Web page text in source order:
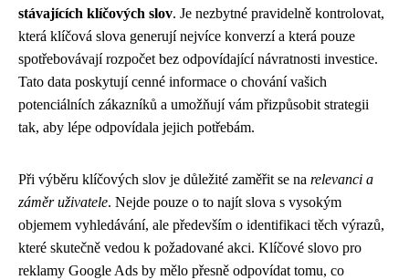
stávajících klíčových slov. Je nezbytné pravidelně kontrolovat,
která klíčová slova generují nejvíce konverzí a která pouze
spotřebovávají rozpočet bez odpovídající návratnosti investice.
Tato data poskytují cenné informace o chování vašich
potenciálních zákazníků a umožňují vám přizpůsobit strategii
tak, aby lépe odpovídala jejich potřebám.
Při výběru klíčových slov je důležité zaměřit se na relevanci a
záměr uživatele. Nejde pouze o to najít slova s vysokým
objemem vyhledávání, ale především o identifikaci těch výrazů,
které skutečně vedou k požadované akci. Klíčové slovo pro
reklamy Google Ads by mělo přesně odpovídat tomu, co